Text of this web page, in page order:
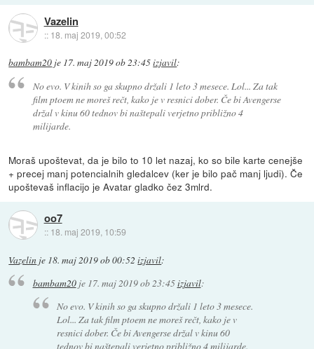
Vazelin
:: 18. maj 2019, 00:52
bambam20 je 17. maj 2019 ob 23:45izjavil:
No evo. V kinih so ga skupno držali 1 leto 3 mesece. Lol... Za tak
film ptoem ne moreš rečt, kako je v resnici dober. Če bi Avengerse
držal v kinu 60 tednov bi naštepali verjetno približno 4
milijarde.
Moraš upoštevat, da je bilo to 10 let nazaj, ko so bile karte cenejše
+ precej manj potencialnih gledalcev (ker je bilo pač manj ljudi). Če
upoštevaš inflacijo je Avatar gladko čez 3mlrd.
oo7
:: 18. maj 2019, 10:59
Vazelin je 18. maj 2019 ob 00:52 izjavil:
bambam20je 17. maj 2019 ob 23:45izjavil:
No evo. V kinih so ga skupno držali 1 leto 3 mesece.
Lol... Za tak film ptoem ne moreš rečt, kako je v
resnici dober. Če bi Avengerse držal v kinu 60
tednov bi naštepali verjetno približno 4 milijarde.